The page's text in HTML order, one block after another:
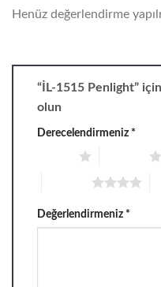
Henüz değerlendirme
“İL-1515 Penlight”
olun
Derecelendirmeniz *
Değerlendirmeniz *